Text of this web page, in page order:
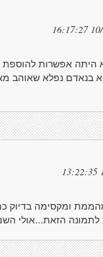
10/
היתה אפשרות
בנאדם נפלא שאוהב
ומקסימה בדיוק
הזאת...אולי